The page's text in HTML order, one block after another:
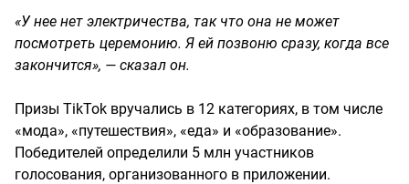
«У нее нет электричества, так что она не может
посмотреть церемонию. Я ей позвоню сразу, когда все
закончится», — сказал он.
Призы TikTok вручались в 12 категориях, в том числе
«мода», «путешествия», «еда» и «образование».
Победителей определили 5 млн участников
голосования, организованного в приложении.